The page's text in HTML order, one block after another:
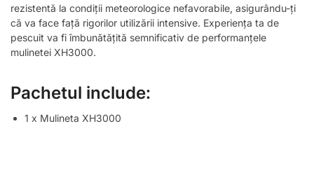
rezistentă la condiții meteorologice nefavorabile, asigurându-ți
că va face față rigorilor utilizării intensive. Experiența ta de
pescuit va fi îmbunătățită semnificativ de performanțele
mulinetei XH3000.
Pachetul include:
1 x Mulineta XH3000